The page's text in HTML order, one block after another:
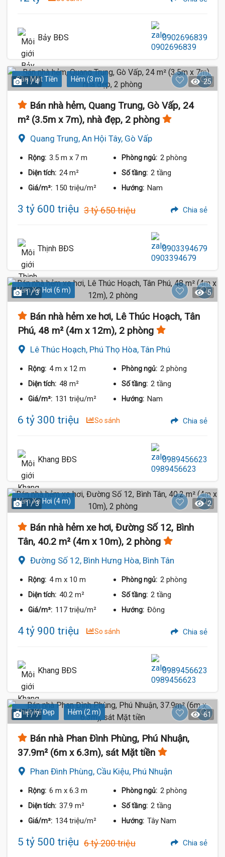
Bảy BĐS 0902696839
Gần Mặt Tiền Hẻm (3 m)
1 / 4 25
Bán nhà hẻm, Quang Trung, Gò Vấp, 24
m² (3.5m x 7m), nhà đẹp, 2 phòng
Quang Trung, An Hội Tây, Gò Vấp
Rộng: 3.5 m x 7 m Phòng ngủ: 2 phòng
Diện tích: 24 m² Số tầng: 2 tầng
Giá/m²: 150 triệu/m² Hướng: Nam
3 tỷ 600 triệu 3 tỷ 650 triệu Chia sẻ
Thịnh BĐS 0903394679
Hẻm Xe Hơi (6 m)
1 / 3 5
Bán nhà hẻm xe hơi, Lê Thúc Hoạch, Tân
Phú, 48 m² (4m x 12m), 2 phòng
Lê Thúc Hoạch, Phú Thọ Hòa, Tân Phú
Rộng: 4 m x 12 m Phòng ngủ: 2 phòng
Diện tích: 48 m² Số tầng: 2 tầng
Giá/m²: 131 triệu/m² Hướng: Nam
6 tỷ 300 triệu So sánh Chia sẻ
Khang BĐS 0989456623
Hẻm Xe Hơi (4 m)
1 / 3 2
Bán nhà hẻm xe hơi, Đường Số 12, Bình
Tân, 40.2 m² (4m x 10m), 2 phòng
Đường Số 12, Bình Hưng Hòa, Bình Tân
Rộng: 4 m x 10 m Phòng ngủ: 2 phòng
Diện tích: 40.2 m² Số tầng: 2 tầng
Giá/m²: 117 triệu/m² Hướng: Đông
4 tỷ 900 triệu So sánh Chia sẻ
Khang BĐS 0989456623
Thiết Kế Đẹp Hẻm (2 m)
1 / 7 61
Bán nhà Phan Đình Phùng, Phú Nhuận,
37.9m² (6m x 6.3m), sát Mặt tiền
Phan Đình Phùng, Cầu Kiệu, Phú Nhuận
Rộng: 6 m x 6.3 m Phòng ngủ: 2 phòng
Diện tích: 37.9 m² Số tầng: 2 tầng
Giá/m²: 134 triệu/m² Hướng: Tây Nam
5 tỷ 500 triệu 6 tỷ 200 triệu Chia sẻ